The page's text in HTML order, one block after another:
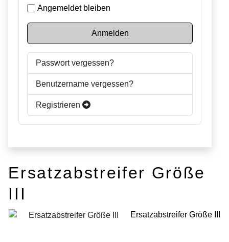
Angemeldet bleiben
Anmelden
Passwort vergessen?
Benutzername vergessen?
Registrieren
Ersatzabstreifer Größe
III
Ersatzabstreifer Größe III